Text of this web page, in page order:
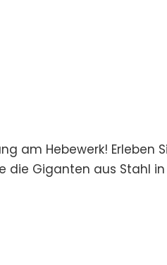
am Hebewerk! Erleben
die Giganten aus Stahl